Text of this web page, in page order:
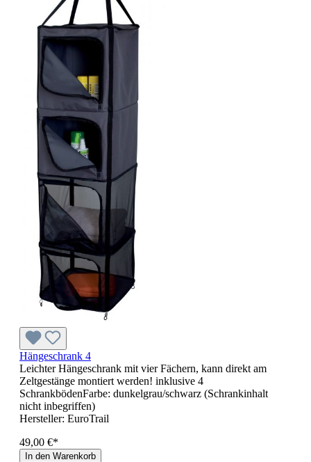
Hängeschrank 4
Leichter Hängeschrank mit vier Fächern, kann direkt am
Zeltgestänge montiert werden! inklusive 4
SchrankbödenFarbe: dunkelgrau/schwarz (Schrankinhalt
nicht inbegriffen)
Hersteller: EuroTrail
49,00 €*
In den Warenkorb